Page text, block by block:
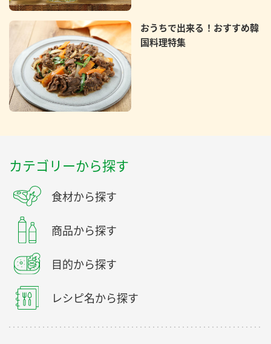
おうちで出来る！おすすめ韓
国料理特集
カテゴリーから探す
食材から探す
商品から探す
目的から探す
レシピ名から探す